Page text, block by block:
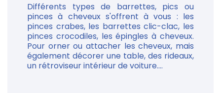
Différents types de barrettes, pics ou
pinces à cheveux s'offrent à vous : les
pinces crabes, les barrettes clic-clac, les
pinces crocodiles, les épingles à cheveux.
Pour orner ou attacher les cheveux, mais
également décorer une table, des rideaux,
un rétroviseur intérieur de voiture....